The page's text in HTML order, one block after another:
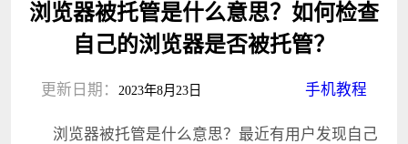
浏览器被托管是什么意思？如何检查
自己的浏览器是否被托管？
更新日期： 2023年8月23日 手机教程
浏览器被托管是什么意思？最近有用户发现自己